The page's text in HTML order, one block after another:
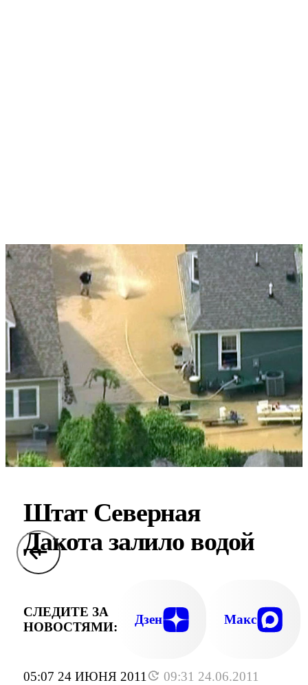
05:07 24 ИЮНЯ 2011
09:31 24.06.2011
Штат Северная
Дакота залило водой
СЛЕДИТЕ ЗА
НОВОСТЯМИ:
Дзен Макс